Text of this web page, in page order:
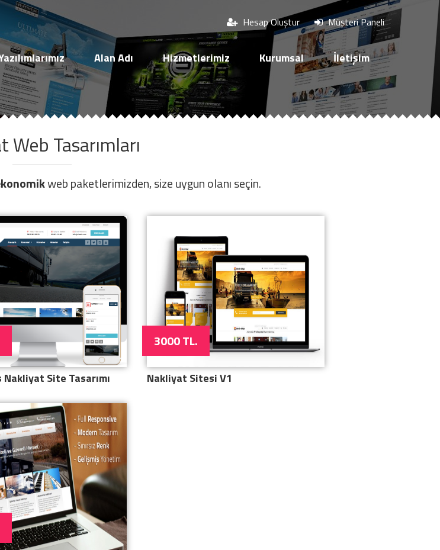
Müşteri Paneli
Hesap Oluştur
Alan Adı Hizmetlerimiz Kurumsal İletişim
Web Tasarımları
web paketlerimizden, size uygun olanı seçin.
Site Tasarımı
3000 TL.
Nakliyat Sitesi V1
Paneli
Giriş Yap
Hesabınız Yok mu?
Hemen Hesap Oluştur!